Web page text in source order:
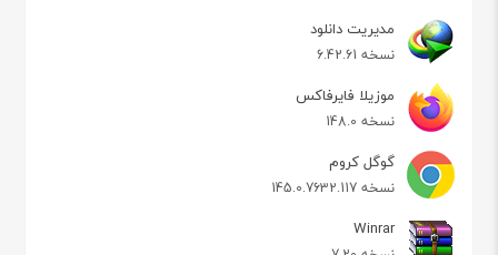
مدیریت دانلود
نسخه 6.42.61
موزیلا فایرفاکس
نسخه 148.0
گوگل کروم
نسخه 145.0.7632.117
Winrar